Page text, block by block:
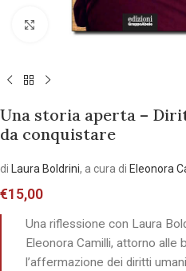
Allarga l'immagine
Una storia aperta –
da conquistare
di Laura Boldrini, a cura di Eleonora
€15,00
Una riflessione con Laura
Eleonora Camilli, attorno alle
l’affermazione dei diritti